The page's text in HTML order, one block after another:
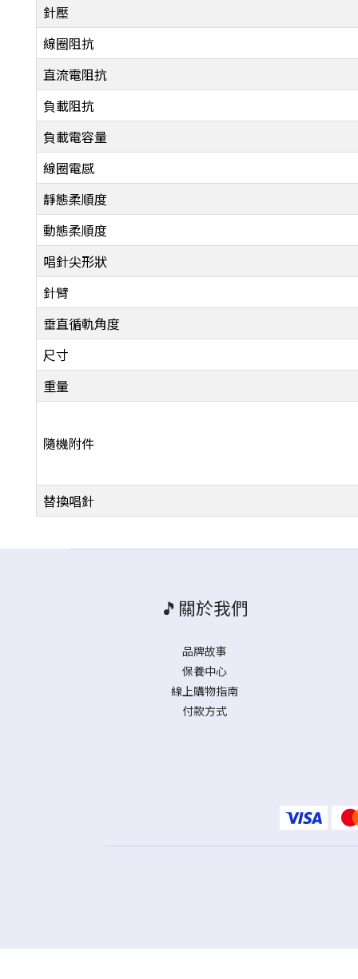
針壓
線圈阻抗
直流電阻抗
負載阻抗
負載電容量
線圈電感
靜態柔順度
動態柔順度
唱針尖形狀
針臂
垂直循軌角度
尺寸
重量
隨機附件
替換唱針
🎵關於我們
品牌故事
保養中心
線上購物指南
付款方式